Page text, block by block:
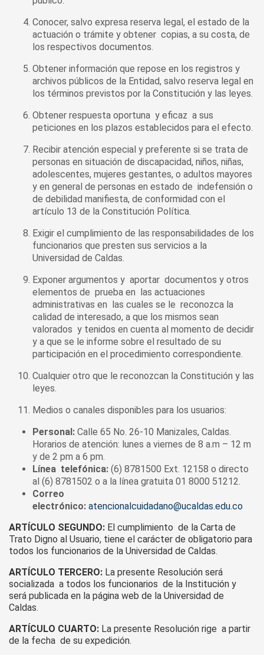
Conocer, salvo expresa reserva legal, el estado de la
actuación o trámite y obtener copias, a su costa, de
los respectivos documentos.
Obtener información que repose en los registros y
archivos públicos de la Entidad, salvo reserva legal en
los términos previstos por la Constitución y las leyes.
Obtener respuesta oportuna y eficaz a sus
peticiones en los plazos establecidos para el efecto.
Recibir atención especial y preferente si se trata de
personas en situación de discapacidad, niños, niñas,
adolescentes, mujeres gestantes, o adultos mayores
y en general de personas en estado de indefensión o
de debilidad manifiesta, de conformidad con el
artículo 13 de la Constitución Política.
Exigir el cumplimiento de las responsabilidades de los
funcionarios que presten sus servicios a la
Universidad de Caldas.
Exponer argumentos y aportar documentos y otros
elementos de prueba en las actuaciones
administrativas en las cuales se le reconozca la
calidad de interesado, a que los mismos sean
valorados y tenidos en cuenta al momento de decidir
y a que se le informe sobre el resultado de su
participación en el procedimiento correspondiente.
Cualquier otro que le reconozcan la Constitución y las
leyes.
Medios o canales disponibles para los usuarios:
Personal: Calle 65 No. 26-10 Manizales, Caldas.
Horarios de atención: lunes a viernes de 8 a.m – 12 m
y de 2 pm a 6 pm.
Línea telefónica: (6) 8781500 Ext. 12158 o directo
al (6) 8781502 o a la línea gratuita 01 8000 51212.
Correo
electrónico: atencionalcuidadano@ucaldas.edu.co
ARTÍCULO SEGUNDO: El cumplimiento de la Carta de
Trato Digno al Usuario, tiene el carácter de obligatorio para
todos los funcionarios de la Universidad de Caldas.
ARTÍCULO TERCERO: La presente Resolución será
socializada a todos los funcionarios de la Institución y
será publicada en la página web de la Universidad de
Caldas.
ARTÍCULO CUARTO: La presente Resolución rige a partir
de la fecha de su expedición.